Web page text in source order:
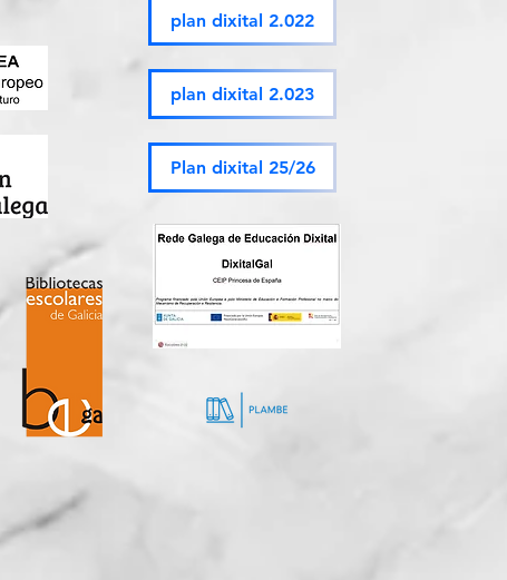
plan dixital 2.022
plan dixital 2.023
Plan dixital 25/26